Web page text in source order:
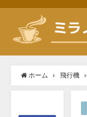
ホーム 飛行機